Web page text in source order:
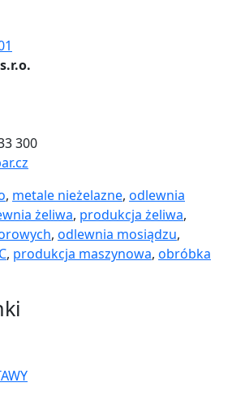
300
, metale nieżelazne, odlewnia
żeliwa, produkcja żeliwa,
, odlewnia mosiądzu,
, produkcja maszynowa, obróbka